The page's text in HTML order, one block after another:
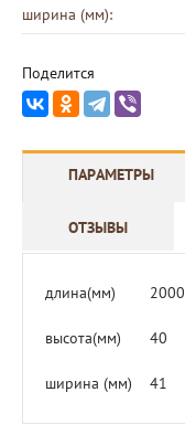
ширина (мм):
Поделится
ПАРАМЕТРЫ
ОТЗЫВЫ
длина(мм) 2000
высота(мм) 40
ширина (мм) 41